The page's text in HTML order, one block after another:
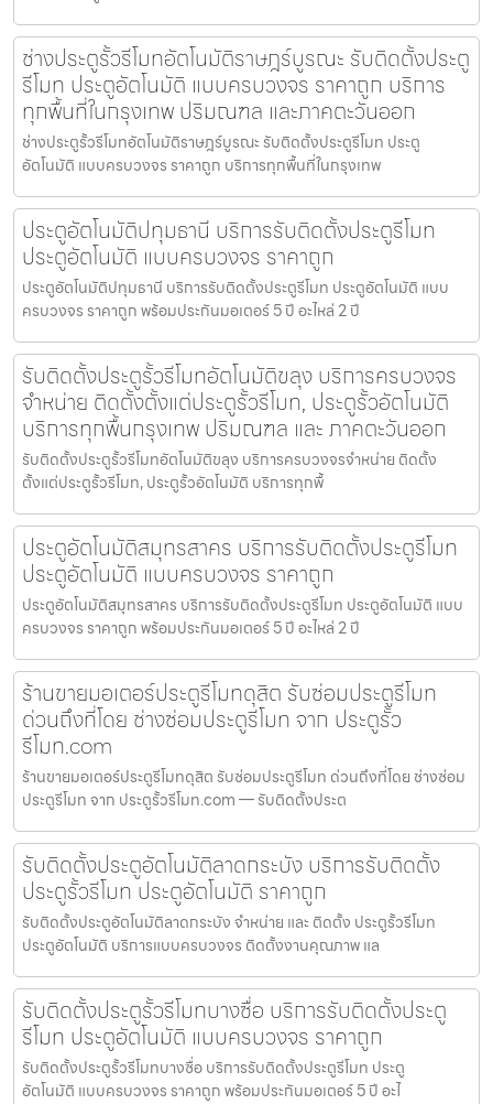
ช่างประตูรั้วรีโมทอัตโนมัติราษฎร์บูรณะ รับติดตั้งประตู
รีโมท ประตูอัตโนมัติ แบบครบวงจร ราคาถูก บริการ
ทุกพื้นที่ในกรุงเทพ ปริมณฑล และภาคตะวันออก
ช่างประตูรั้วรีโมทอัตโนมัติราษฎร์บูรณะ รับติดตั้งประตูรีโมท ประตู
อัตโนมัติ แบบครบวงจร ราคาถูก บริการทุกพื้นที่ในกรุงเทพ
ประตูอัตโนมัติปทุมธานี บริการรับติดตั้งประตูรีโมท
ประตูอัตโนมัติ แบบครบวงจร ราคาถูก
ประตูอัตโนมัติปทุมธานี บริการรับติดตั้งประตูรีโมท ประตูอัตโนมัติ แบบ
ครบวงจร ราคาถูก พร้อมประกันมอเตอร์ 5 ปี อะไหล่ 2 ปี
รับติดตั้งประตูรั้วรีโมทอัตโนมัติขลุง บริการครบวงจร
จำหน่าย ติดตั้งตั้งแต่ประตูรั้วรีโมท, ประตูรั้วอัตโนมัติ
บริการทุกพื้นกรุงเทพ ปริมณฑล และ ภาคตะวันออก
รับติดตั้งประตูรั้วรีโมทอัตโนมัติขลุง บริการครบวงจรจำหน่าย ติดตั้ง
ตั้งแต่ประตูรั้วรีโมท, ประตูรั้วอัตโนมัติ บริการทุกพื้
ประตูอัตโนมัติสมุทรสาคร บริการรับติดตั้งประตูรีโมท
ประตูอัตโนมัติ แบบครบวงจร ราคาถูก
ประตูอัตโนมัติสมุทรสาคร บริการรับติดตั้งประตูรีโมท ประตูอัตโนมัติ แบบ
ครบวงจร ราคาถูก พร้อมประกันมอเตอร์ 5 ปี อะไหล่ 2 ปี
ร้านขายมอเตอร์ประตูรีโมทดุสิต รับซ่อมประตูรีโมท
ด่วนถึงที่โดย ช่างซ่อมประตูรีโมท จาก ประตูรั้ว
รีโมท.com
ร้านขายมอเตอร์ประตูรีโมทดุสิต รับซ่อมประตูรีโมท ด่วนถึงที่โดย ช่างซ่อม
ประตูรีโมท จาก ประตูรั้วรีโมท.com — รับติดตั้งประต
รับติดตั้งประตูอัตโนมัติลาดกระบัง บริการรับติดตั้ง
ประตูรั้วรีโมท ประตูอัตโนมัติ ราคาถูก
รับติดตั้งประตูอัตโนมัติลาดกระบัง จำหน่าย และ ติดตั้ง ประตูรั้วรีโมท
ประตูอัตโนมัติ บริการแบบครบวงจร ติดตั้งงานคุณภาพ แล
รับติดตั้งประตูรั้วรีโมทบางซื่อ บริการรับติดตั้งประตู
รีโมท ประตูอัตโนมัติ แบบครบวงจร ราคาถูก
รับติดตั้งประตูรั้วรีโมทบางซื่อ บริการรับติดตั้งประตูรีโมท ประตู
อัตโนมัติ แบบครบวงจร ราคาถูก พร้อมประกันมอเตอร์ 5 ปี อะไ